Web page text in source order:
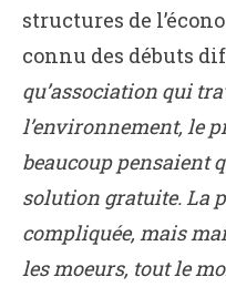
structures de
connu des débuts
qu’association qui
l’environnement, le
beaucoup pensaient
solution gratuite. La
compliquée, mais
les moeurs, tout le